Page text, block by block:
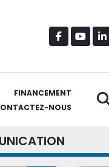
facebook
FINANCEMENT
CONTACTEZ-NOUS